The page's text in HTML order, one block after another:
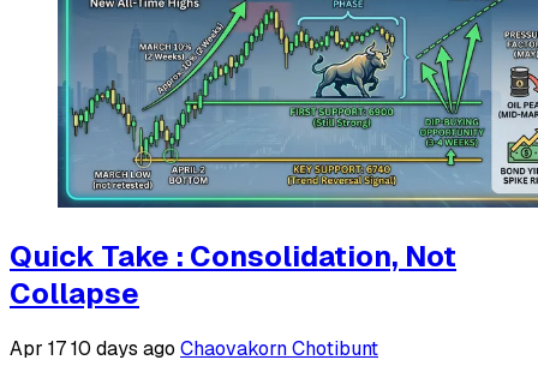
Quick Take : Consolidation, Not
Collapse
Apr 1710 days ago Chaovakorn Chotibunt